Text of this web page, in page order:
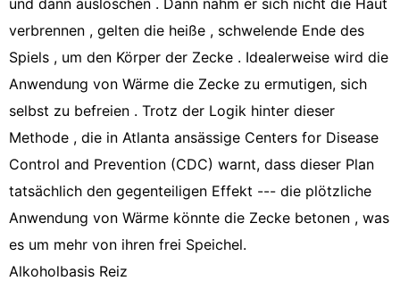
und dann auslöschen . Dann nahm er sich nicht die Haut
verbrennen , gelten die heiße , schwelende Ende des
Spiels , um den Körper der Zecke . Idealerweise wird die
Anwendung von Wärme die Zecke zu ermutigen, sich
selbst zu befreien . Trotz der Logik hinter dieser
Methode , die in Atlanta ansässige Centers for Disease
Control and Prevention (CDC) warnt, dass dieser Plan
tatsächlich den gegenteiligen Effekt --- die plötzliche
Anwendung von Wärme könnte die Zecke betonen , was
es um mehr von ihren frei Speichel.
Alkoholbasis Reiz